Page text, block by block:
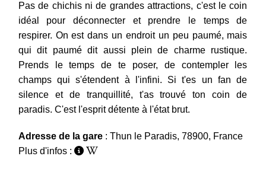
Pas de chichis ni de grandes attractions, c'est le coin
idéal pour déconnecter et prendre le temps de
respirer. On est dans un endroit un peu paumé, mais
qui dit paumé dit aussi plein de charme rustique.
Prends le temps de te poser, de contempler les
champs qui s'étendent à l'infini. Si t'es un fan de
silence et de tranquillité, t'as trouvé ton coin de
paradis. C'est l'esprit détente à l'état brut.
Adresse de la gare : Thun le Paradis, 78900, France
Plus d'infos :